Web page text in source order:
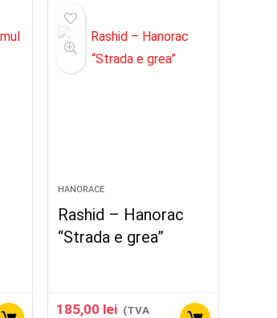
HANORACE
Rashid – Hanorac
“Strada e grea”
185,00 lei (TVA